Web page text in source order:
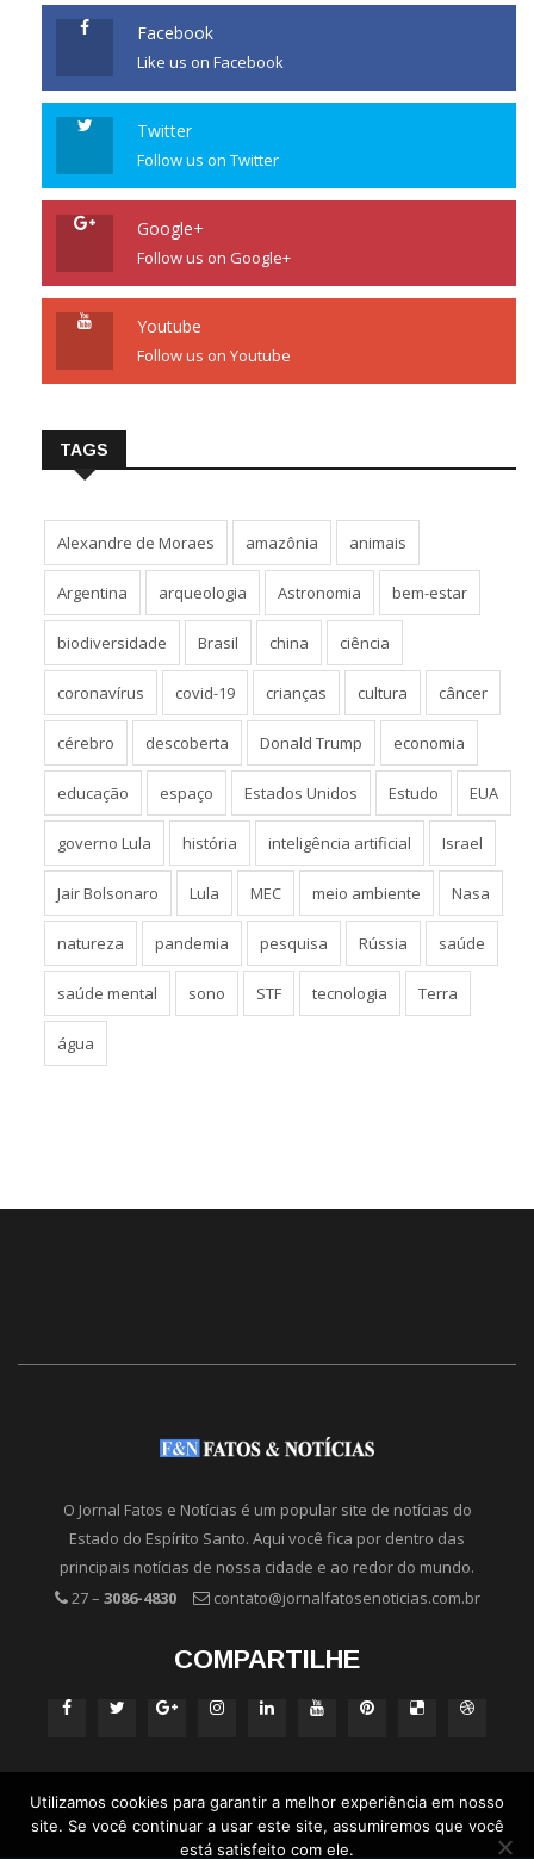
Facebook
Like us on Facebook
Twitter
Follow us on Twitter
Google+
Follow us on Google+
Youtube
Follow us on Youtube
TAGS
Alexandre de Moraes amazônia animais
Argentina arqueologia Astronomia bem-estar
biodiversidade Brasil china ciência
coronavírus covid-19 crianças cultura câncer
cérebro descoberta Donald Trump economia
educação espaço Estados Unidos Estudo EUA
governo Lula história inteligência artificial Israel
Jair Bolsonaro Lula MEC meio ambiente Nasa
natureza pandemia pesquisa Rússia saúde
saúde mental sono STF tecnologia Terra
água
O Jornal Fatos e Notícias é um popular site de notícias do
Estado do Espírito Santo. Aqui você fica por dentro das
principais notícias de nossa cidade e ao redor do mundo.
27 – 3086-4830 contato@jornalfatosenoticias.com.br
COMPARTILHE
Utilizamos cookies para garantir a melhor experiência em nosso
site. Se você continuar a usar este site, assumiremos que você
está satisfeito com ele.